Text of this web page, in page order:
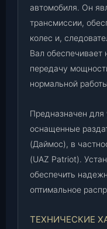
о
с
(
3
3
8
0
-
1
5
автомобиля. Он
трансмиссии,
колес и,
Вал
передачу
нормальной
Предназначен для
оснащенные
(Даймос), в
(UAZ Patriot).
обеспечить
оптимальное
ТЕХНИЧЕСКИЕ